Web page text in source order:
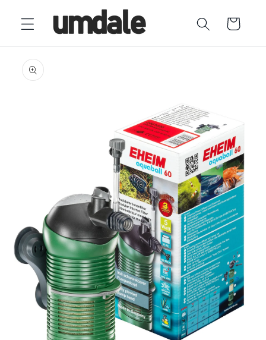
directamente
al contenido
Carrito
a la
información